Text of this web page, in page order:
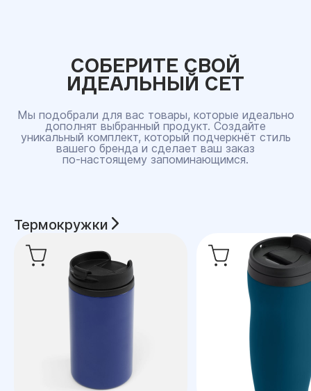
СОБЕРИТЕ СВОЙ
ИДЕАЛЬНЫЙ СЕТ
Мы подобрали для вас товары, которые идеально
дополнят выбранный продукт. Создайте
уникальный комплект, который подчеркнёт стиль
вашего бренда и сделает ваш заказ
по‑настоящему запоминающимся.
Термокружки